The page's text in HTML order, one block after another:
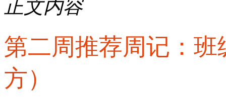
正文内容
第二周推荐周记：
方）